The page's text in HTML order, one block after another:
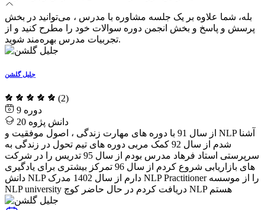
بله، شما علاوه بر یک جلسه مشاوره با مدرس ، می‌توانید در بخش
پرسش و پاسخ و بخش انجمن دوره سوالات خود را مطرح کنید و از
تجربیات مدرس بهره‌مند شوید.
جلیل گلشن
(2)
9
20 دانش پژوه
از سال 91 با دوره های مهارت زندگی ، اصول موفقیت و NLP آشنا
شدم از سال 92 کمک مربی دوره های تیم تحول در زندگی به
سرپرستی استاد فرهاد مدرس بودم از سال 95 تدریس را در شرکت
های بازاریابی شروع کردم از سال 96 تمرکز بیشتری برای یادگیری
دانش NLP دارم از سال 1402 مدرک NLP Practitioner را از موسسه
NLP university دریافت کردم در حال حاضر کوچ NLP هستم